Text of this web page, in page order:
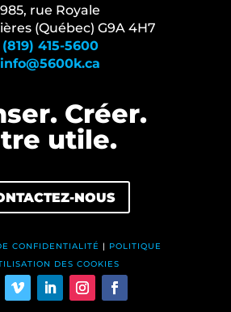
985, rue Royale
(Québec) G9A 4H7
(819) 415-5600
info@5600k.ca
Créer.
utile.
NOUS
CONFIDENTIALITÉ | POLITIQUE
DES COOKIES